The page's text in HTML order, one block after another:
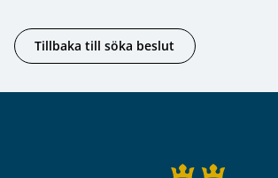
Tillbaka till söka beslut